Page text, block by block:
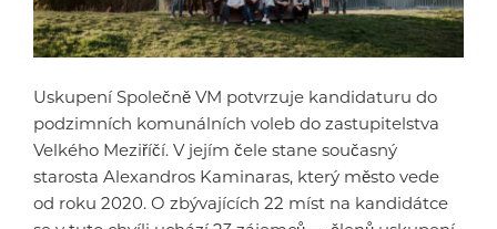
Uskupení Společně VM potvrzuje kandidaturu do
podzimních komunálních voleb do zastupitelstva
Velkého Meziříčí. V jejím čele stane současný
starosta Alexandros Kaminaras, který město vede
od roku 2020. O zbývajících 22 míst na kandidátce